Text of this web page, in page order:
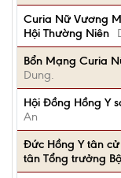
Curia Nữ Vương
Hội Thường Niên
Bổn Mạng Curia
Dung.
Hội Đồng Hồng Y
An
Đức Hồng Y tân
tân Tổng trưởng